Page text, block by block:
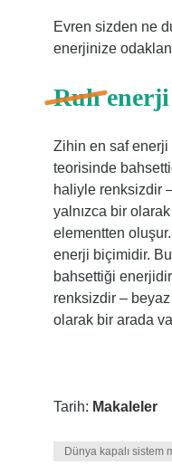
Evren sizden ne
enerjinize
Ruh
Zihin en saf enerji
teorisinde
haliyle renksizdir
yalnızca bir
elementten
enerji biçimidir.
bahsettiği
renksizdir –
olarak bir arada
Tarih: Makaleler
Dünya kapalı sistem